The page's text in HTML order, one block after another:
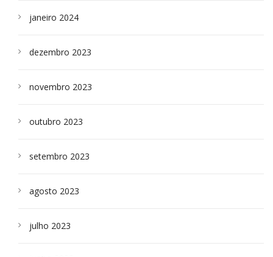
janeiro 2024
dezembro 2023
novembro 2023
outubro 2023
setembro 2023
agosto 2023
julho 2023